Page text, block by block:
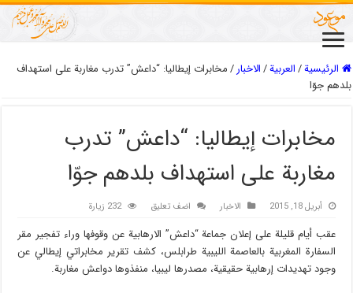
الرئيسية/العربیة/الاخبار/مخابرات إيطاليا: “داعش” تدرب مغاربة على استهداف
بلدهم جوّا
مخابرات إيطاليا: “داعش” تدرب
مغاربة على استهداف بلدهم جوّا
أبريل 18, 2015 الاخبار اضف تعليق 232 زيارة
عقب أيام قليلة على إعلان جماعة “داعش” الارهابية عن وقوفها وراء تفجير مقر
السفارة المغربية بالعاصمة الليبية طرابلس، كشف تقرير مخابراتي إيطالي عن
وجود تهديدات إرهابية حقيقية، مصدرها ليبيا، منفذوها دواعش مغاربة.